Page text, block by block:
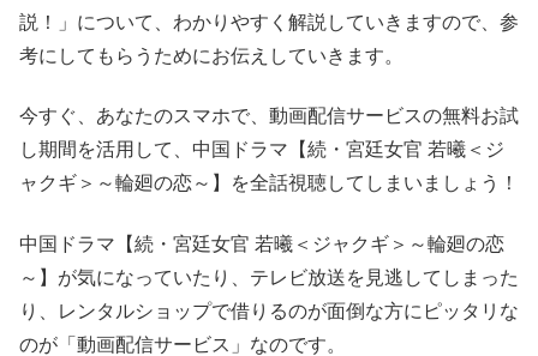
説！」について、わかりやすく解説していきますので、参
考にしてもらうためにお伝えしていきます。
今すぐ、あなたのスマホで、動画配信サービスの無料お試
し期間を活用して、中国ドラマ【続・宮廷女官 若曦＜ジ
ャクギ＞～輪廻の恋～】を全話視聴してしまいましょう！
中国ドラマ【続・宮廷女官 若曦＜ジャクギ＞～輪廻の恋
～】が気になっていたり、テレビ放送を見逃してしまった
り、レンタルショップで借りるのが面倒な方にピッタリな
のが「動画配信サービス」なのです。